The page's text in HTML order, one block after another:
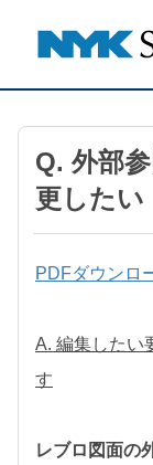
Q. 外部
更したい
PDFダウンロ
A. 編集したい
す
レブロ図面の